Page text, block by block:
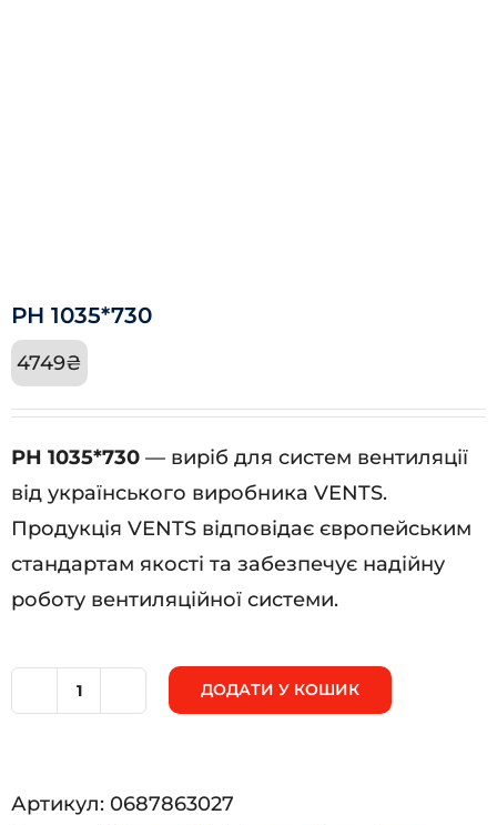
РН 1035*730
4749₴
РН 1035*730 — виріб для систем вентиляції
від українського виробника VENTS.
Продукція VENTS відповідає європейським
стандартам якості та забезпечує надійну
роботу вентиляційної системи.
ДОДАТИ У КОШИК
Артикул: 0687863027